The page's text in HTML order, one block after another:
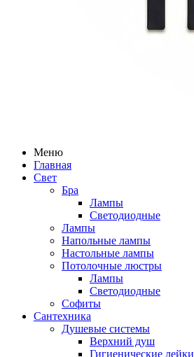
Меню
Главная
Свет
Бра
Лампы
Светодиодные
Лампы
Напольные лампы
Настольные лампы
Потолочные люстры
Лампы
Светодиодные
Софиты
Сантехника
Душевые системы
Верхний душ
Гигиенические лейки